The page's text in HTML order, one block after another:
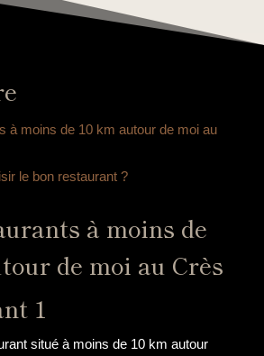
à moins de 10 km autour de moi au
le bon restaurant ?
à moins de
de moi au Crès
1
situé à moins de 10 km autour